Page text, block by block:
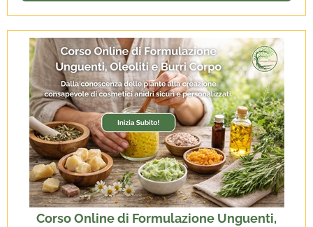
Corso Online di Formulazione Unguenti,